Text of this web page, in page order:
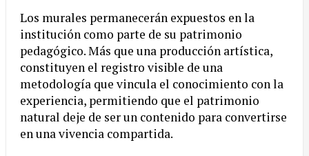
Los murales permanecerán expuestos en la
institución como parte de su patrimonio
pedagógico. Más que una producción artística,
constituyen el registro visible de una
metodología que vincula el conocimiento con la
experiencia, permitiendo que el patrimonio
natural deje de ser un contenido para convertirse
en una vivencia compartida.